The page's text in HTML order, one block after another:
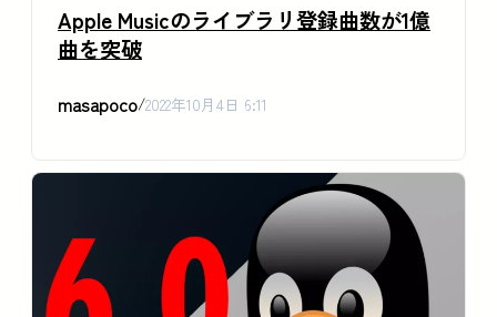
Apple Musicのライブラリ登録曲数が1億
曲を突破
masapoco/2022年10月4日 6:11